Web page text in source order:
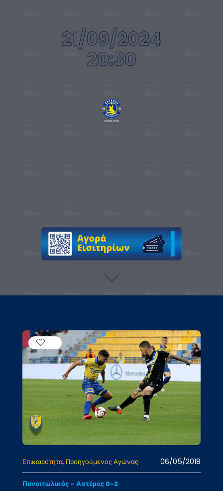
21/09/2024
20:30
Επικαιρότητα Προηγούμενος Αγώνας 06/05/2018
Παναιτωλικός – Αστέρας 0-2